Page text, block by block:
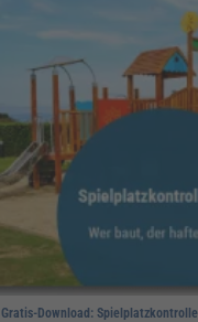
Gratis-Download: Spielplatzkontrolle